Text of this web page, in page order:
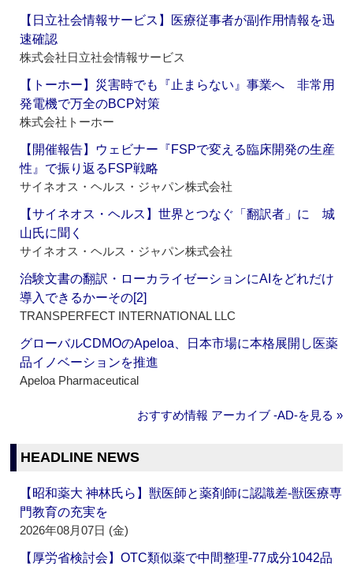
【日立社会情報サービス】医療従事者が副作用情報を迅
速確認
株式会社日立社会情報サービス
【トーホー】災害時でも『止まらない』事業へ 非常用
発電機で万全のBCP対策
株式会社トーホー
【開催報告】ウェビナー『FSPで変える臨床開発の生産
性』で振り返るFSP戦略
サイネオス・ヘルス・ジャパン株式会社
【サイネオス・ヘルス】世界とつなぐ「翻訳者」に 城
山氏に聞く
サイネオス・ヘルス・ジャパン株式会社
治験文書の翻訳・ローカライゼーションにAIをどれだけ
導入できるかーその[2]
TRANSPERFECT INTERNATIONAL LLC
グローバルCDMOのApeloa、日本市場に本格展開し医薬
品イノベーションを推進
Apeloa Pharmaceutical
おすすめ情報 アーカイブ ‐AD‐を見る »
HEADLINE NEWS
【昭和薬大 神林氏ら】獣医師と薬剤師に認識差‐獣医療専
門教育の充実を
2026年08月07日 (金)
【厚労省検討会】OTC類似薬で中間整理‐77成分1042品